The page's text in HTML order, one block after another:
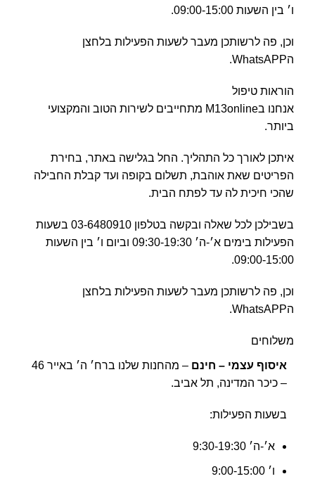
ו׳ בין השעות 09:00-15:00.
וכן, פה לרשותכן מעבר לשעות הפעילות בלחצן
הWhatsAPP.
הוראות טיפול
אנחנו בM13online מתחייבים לשירות הטוב והמקצועי
ביותר.
איתכן לאורך כל התהליך. החל בגלישה באתר, בחירת
הפריטים שאת אוהבת, תשלום בקופה ועד קבלת החבילה
שהכי חיכית לה עד לפתח הבית.
בשבילכן לכל שאלה ובקשה בטלפון 03-6480910 בשעות
הפעילות בימים א׳-ה׳ 09:30-19:30 וביום ו׳ בין השעות
09:00-15:00.
וכן, פה לרשותכן מעבר לשעות הפעילות בלחצן
הWhatsAPP.
משלוחים
איסוף עצמי – חינם
– מהחנות שלנו ברח׳ ה׳ באייר 46
– כיכר המדינה, תל אביב.
בשעות הפעילות:
א׳-ה׳ 9:30-19:30
ו׳ 9:00-15:00